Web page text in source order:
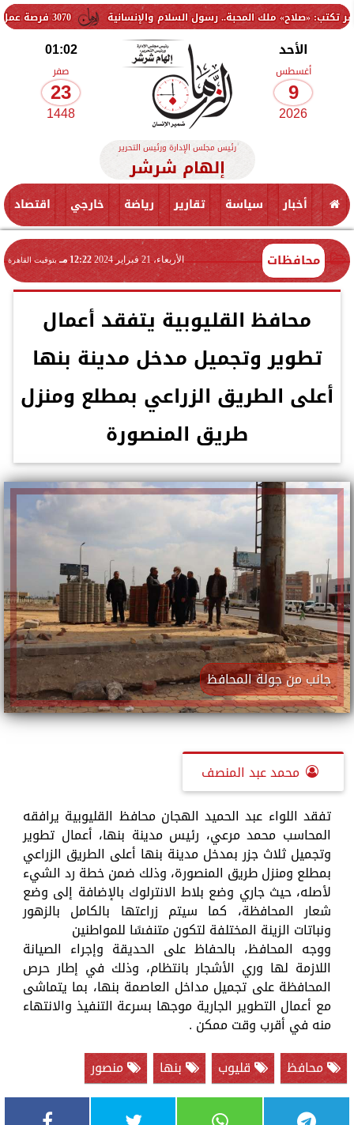
3070 فرصة عمل جديدة بالقطاع الخاص.. وظائف برواتب تصل إلى 9500 جنيه المحبة.. رسول السلام والإنسانية
الأحد
أغسطس
9
2026
01:02
صفر
23
1448
رئيس مجلس الإدارة ورئيس التحرير
إلهام شرشر
أخبار سياسة تقارير رياضة خارجي اقتصاد
محافظات الأربعاء، 21 فبراير 2024 12:22 مـ بتوقيت القاهرة
محافظ القليوبية يتفقد أعمال
تطوير وتجميل مدخل مدينة بنها
أعلى الطريق الزراعي بمطلع ومنزل
طريق المنصورة
جانب من جولة المحافظ
محمد عبد المنصف
تفقد اللواء عبد الحميد الهجان محافظ القليوبية يرافقه
المحاسب محمد مرعي، رئيس مدينة بنها، أعمال تطوير
وتجميل ثلاث جزر بمدخل مدينة بنها أعلى الطريق الزراعي
بمطلع ومنزل طريق المنصورة، وذلك ضمن خطة رد الشيء
لأصله، حيث جاري وضع بلاط الانترلوك بالإضافة إلى وضع
شعار المحافظة، كما سيتم زراعتها بالكامل بالزهور
ونباتات الزينة المختلفة لتكون متنفسًا للمواطنين
ووجه المحافظ، بالحفاظ على الحديقة وإجراء الصيانة
اللازمة لها وري الأشجار بانتظام، وذلك في إطار حرص
المحافظة على تجميل مداخل العاصمة بنها، بما يتماشى
مع أعمال التطوير الجارية موجها بسرعة التنفيذ والانتهاء
منه في أقرب وقت ممكن .
محافظ
قليوب بنها منصور